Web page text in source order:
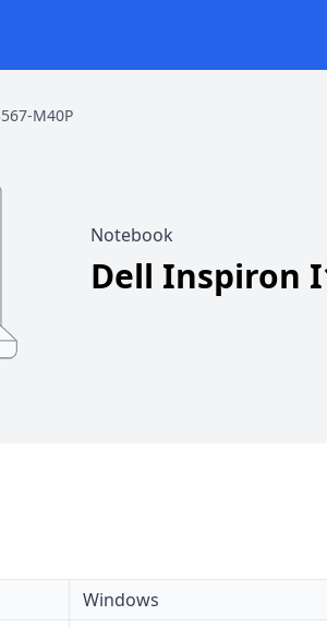
M40P
Notebook
Dell Inspiron
Windows